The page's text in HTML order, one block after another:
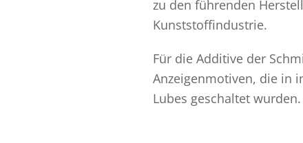
zu den führenden
Kunststoffindustrie.
Für die Additive der
Anzeigenmotiven, die in
Lubes geschaltet wurden.